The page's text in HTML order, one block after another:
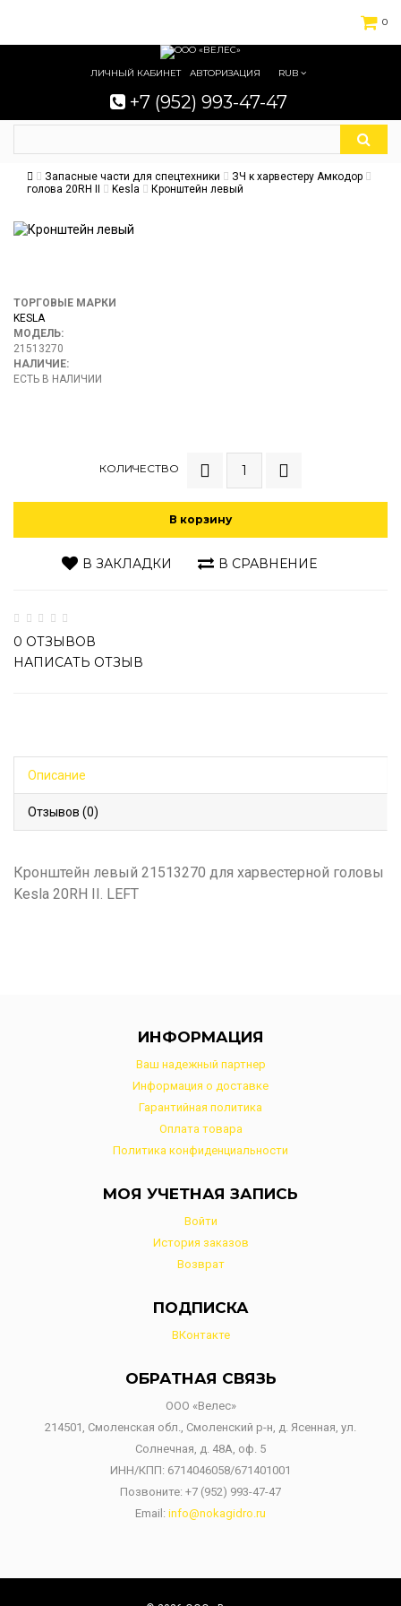
0
ЛИЧНЫЙ КАБИНЕТ АВТОРИЗАЦИЯ RUB
+7 (952) 993-47-47
Запасные части для спецтехники
ЗЧ к харвестеру Амкодор
голова 20RH II
Kesla Кронштейн левый
ТОРГОВЫЕ МАРКИ
KESLA
МОДЕЛЬ:
21513270
НАЛИЧИЕ:
ЕСТЬ В НАЛИЧИИ
КОЛИЧЕСТВО
В корзину
В ЗАКЛАДКИ В СРАВНЕНИЕ
0 ОТЗЫВОВ
НАПИСАТЬ ОТЗЫВ
Описание
Отзывов (0)
Кронштейн левый 21513270 для харвестерной головы
Kesla 20RH II. LEFT
ИНФОРМАЦИЯ
Ваш надежный партнер
Информация о доставке
Гарантийная политика
Оплата товара
Политика конфиденциальности
МОЯ УЧЕТНАЯ ЗАПИСЬ
Войти
История заказов
Возврат
ПОДПИСКА
ВКонтакте
ОБРАТНАЯ СВЯЗЬ
ООО «Велес»
214501, Смоленская обл., Смоленский р-н, д. Ясенная, ул.
Солнечная, д. 48А, оф. 5
ИНН/КПП: 6714046058/671401001
Позвоните: +7 (952) 993-47-47
Email: info@nokagidro.ru